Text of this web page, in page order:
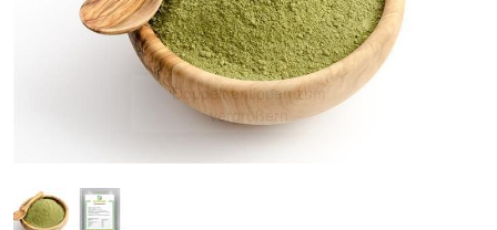
Doppelt antippen zum
vergrößern